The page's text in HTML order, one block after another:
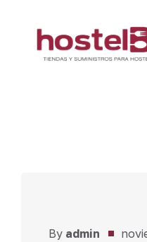
Novedades
By admin